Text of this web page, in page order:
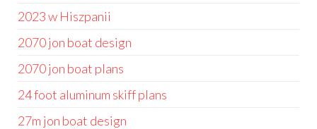
2023 w Hiszpanii
2070 jon boat design
2070 jon boat plans
24 foot aluminum skiff plans
27m jon boat design